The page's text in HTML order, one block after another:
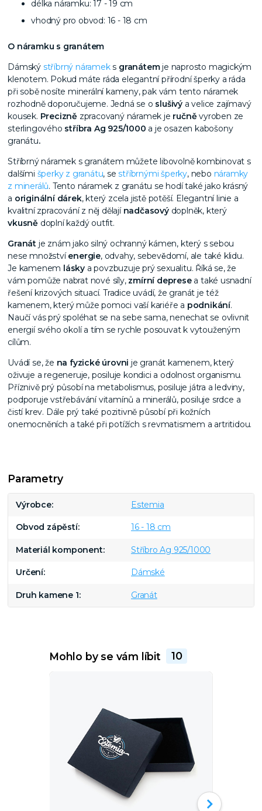
délka náramku: 17 - 19 cm
vhodný pro obvod: 16 - 18 cm
O náramku s granátem
Dámský stříbrný nárameks granátemje naprosto magickým
klenotem. Pokud máte ráda elegantní přírodní šperky a ráda
při sobě nosíte minerální kameny, pak vám tento náramek
rozhodně doporučujeme. Jedná se o slušivýa velice zajímavý
kousek. Preciznězpracovaný náramek je ručněvyroben ze
sterlingového stříbra Ag 925/1000 a je osazen kabošony
granátu.
Stříbrný náramek s granátem můžete libovolně kombinovat s
dalšími šperky z granátu, sestříbrnými šperky, nebo náramky
z minerálů. Tento náramek z granátu se hodí také jako krásný
a originální dárek, který zcela jistě potěší. Elegantní linie a
kvalitní zpracování z něj dělají nadčasovýdoplněk, který
vkusnědoplní každý outfit.
Granátj​e znám jako silný ochranný kámen, který s sebou
nese množstvíenergie, odvahy, sebevědomí, ale také klidu.
Je kamenem láskya povzbuzuje prý sexualitu. Říká se, že
vám pomůže nabrat nové síly, zmírní depresea také usnadní
řešení krizových situací. Tradice uvádí, že granát je též
kamenem, který může pomoci vaší kariéře a podnikání.
Naučí vás prý spoléhat se na sebe sama, nenechat se ovlivnit
energií svého okolí a tím se rychle posouvat k vytouženým
cílům.
Uvádí se, že na fyzické úrovni je granát kamenem, který
oživuje a regeneruje, posiluje kondici a odolnost organismu.
Příznivě prý působí na metabolismus, posiluje játra a ledviny,
podporuje vstřebávání vitamínů a minerálů, posiluje srdce a
čistí krev. Dále prý také pozitivně působí při kožních
onemocněních a také při potížích s revmatismem a artritidou.
Parametry
Výrobce Estemia
Obvod zápěstí 16 - 18 cm
Materiál komponent Stříbro Ag 925/1000
Určení Dámské
Druh kamene 1 Granát
Mohlo by se vám líbit 10